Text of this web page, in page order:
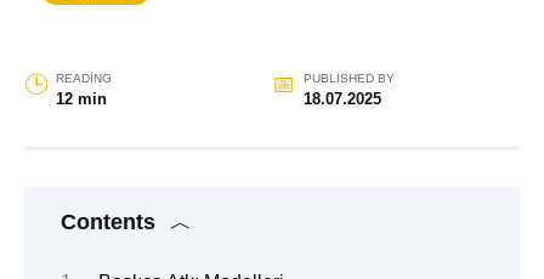
READING
12 min
PUBLISHED BY
18.07.2025
Contents